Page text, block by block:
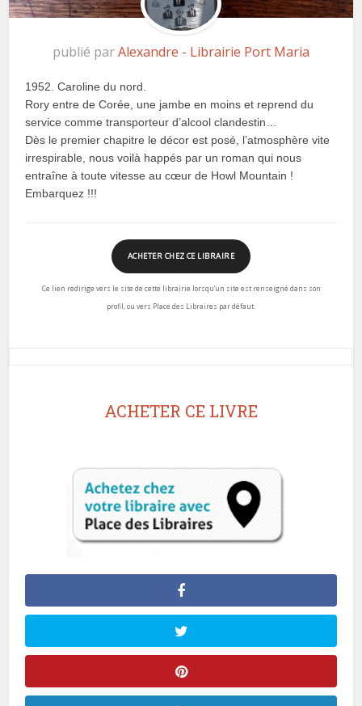
publié parAlexandre - Librairie Port Maria
1952. Caroline du nord.
Rory entre de Corée, une jambe en moins et reprend du
service comme transporteur d’alcool clandestin…
Dès le premier chapitre le décor est posé, l’atmosphère vite
irrespirable, nous voilà happés par un roman qui nous
entraîne à toute vitesse au cœur de Howl Mountain !
Embarquez !!!
ACHETER CHEZ CE LIBRAIRE
Ce lien redirige vers le site de cette librairie lorsqu’un site est renseigné dans son
profil, ou vers Place des Libraires par défaut.
ACHETER CE LIVRE